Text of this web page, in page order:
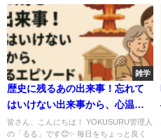
雑学
歴史に残るあの出来事！忘れて
はいけない出来事から、心温ま
るエピソードまで徹底解説✨
皆さん、こんにちは！ YOKUSURU管理人
の「るる」です😊✨ 毎日をちょっと良く